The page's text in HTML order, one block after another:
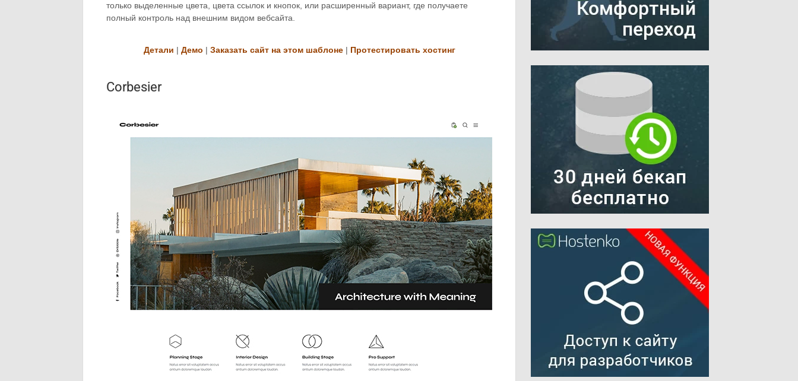
только выделенные цвета, цвета ссылок и кнопок, или расширенный вариант, где получаете
полный контроль над внешним видом вебсайта.
Детали | Демо | Заказать сайт на этом шаблоне| Протестировать хостинг
Corbesier